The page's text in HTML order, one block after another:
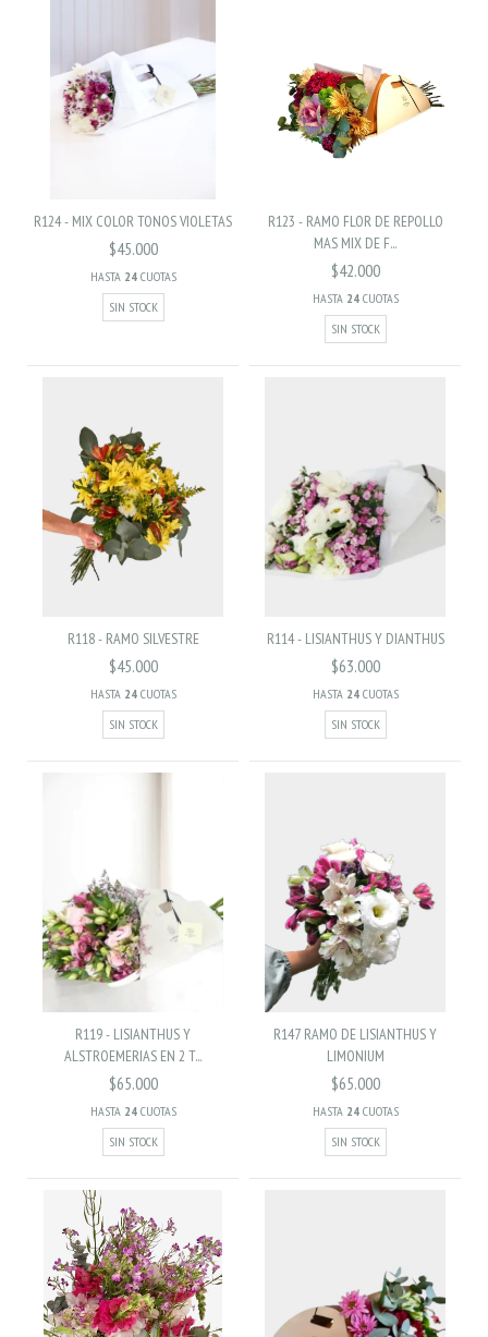
R124 - MIX COLOR TONOS VIOLETAS
$45.000
HASTA 24CUOTAS
SIN STOCK
R123 - RAMO FLOR DE REPOLLO
MAS MIX DE F...
$42.000
HASTA 24CUOTAS
SIN STOCK
R118 - RAMO SILVESTRE
$45.000
HASTA 24CUOTAS
SIN STOCK
R114 - LISIANTHUS Y DIANTHUS
$63.000
HASTA 24CUOTAS
SIN STOCK
R119 - LISIANTHUS Y
ALSTROEMERIAS EN 2 T...
$65.000
HASTA 24CUOTAS
SIN STOCK
R147 RAMO DE LISIANTHUS Y
LIMONIUM
$65.000
HASTA 24CUOTAS
SIN STOCK